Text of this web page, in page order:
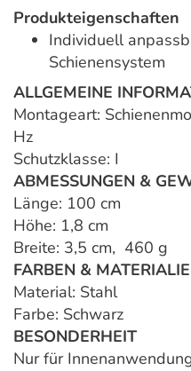
Produkteigenschaften
Individuell
Schienensystem
ALLGEMEINE
Montageart:
Schutzklasse: I
ABMESSUNGEN &
Länge: 100 cm
Höhe: 1,8 cm
Breite: 3,5 cm, 460 g
FARBEN &
Material: Stahl
Farbe: Schwarz
BESONDERHEIT
Nur für